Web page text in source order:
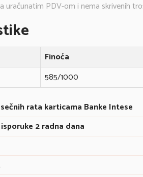
uračunatim PDV-om i nema skrivenih
Finoća
585/1000
rata karticama Banke Intese
2 radna dana